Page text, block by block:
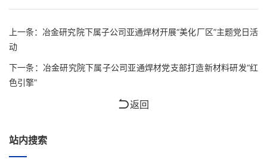
上一条： 冶金研究院下属子公司亚通焊材开展“美化厂区”主题党日活
动
下一条： 冶金研究院下属子公司亚通焊材党支部打造新材料研发“红
色引擎”
返回
站内搜索